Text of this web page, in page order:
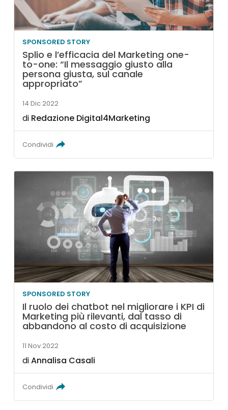
SPONSORED STORY
Splio e l’efficacia del Marketing one-
to-one: “Il messaggio giusto alla
persona giusta, sul canale
appropriato”
14 Dic 2022
di Redazione Digital4Marketing
Condividi
SPONSORED STORY
Il ruolo dei chatbot nel migliorare i KPI di
Marketing più rilevanti, dal tasso di
abbandono al costo di acquisizione
11 Nov 2022
diAnnalisa Casali
Condividi